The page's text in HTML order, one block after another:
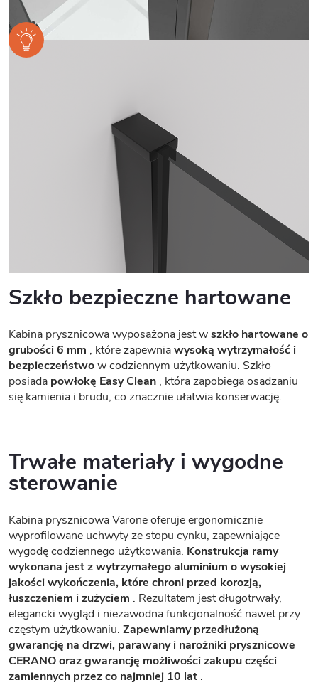
Szkło bezpieczne hartowane
Kabina prysznicowa wyposażona jest wszkło hartowane o
grubości 6 mm , które zapewniawysoką wytrzymałość i
bezpieczeństwow codziennym użytkowaniu. Szkło
posiada powłokę Easy Clean , która zapobiega osadzaniu
się kamienia i brudu, co znacznie ułatwia konserwację.
Trwałe materiały i wygodne
sterowanie
Kabina prysznicowa Varone oferuje ergonomicznie
wyprofilowane uchwyty ze stopu cynku, zapewniające
wygodę codziennego użytkowania. Konstrukcja ramy
wykonana jest z wytrzymałego aluminium o wysokiej
jakości wykończenia, które chroni przed korozją,
łuszczeniem i zużyciem . Rezultatem jest długotrwały,
elegancki wygląd i niezawodna funkcjonalność nawet przy
częstym użytkowaniu. Zapewniamy przedłużoną
gwarancję na drzwi, parawany i narożniki prysznicowe
CERANO oraz gwarancję możliwości zakupu części
zamiennych przez co najmniej 10 lat .